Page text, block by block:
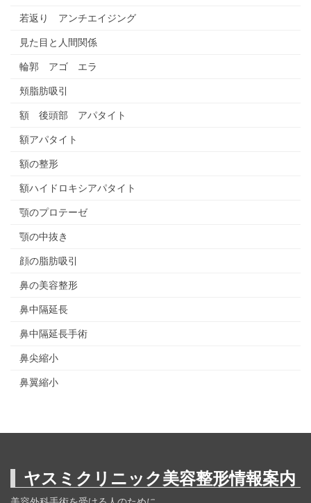
若返り アンチエイジング
見た目と人間関係
輪郭 アゴ エラ
頬脂肪吸引
額 後頭部 アパタイト
額アパタイト
額の整形
額ハイドロキシアパタイト
顎のプロテーゼ
顎の中抜き
顔の脂肪吸引
鼻の美容整形
鼻中隔延長
鼻中隔延長手術
鼻尖縮小
鼻翼縮小
ヤスミクリニック美容整形情報案内